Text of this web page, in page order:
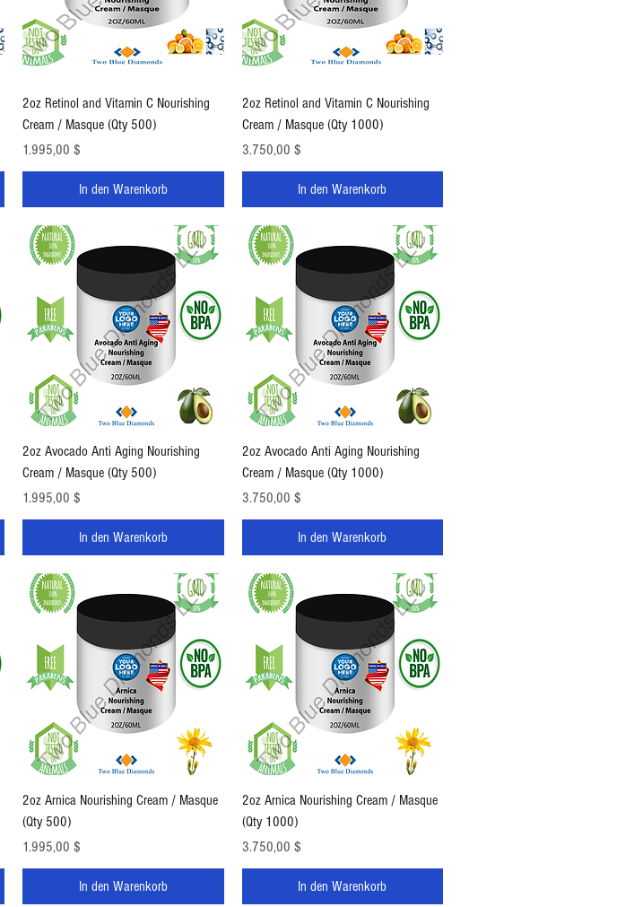
Schnellansicht
2oz Retinol and Vitamin C Nourishing
Cream / Masque (Qty 500)
Preis
1.995,00 $
In den Warenkorb
Schnellansicht
2oz Retinol and Vitamin C Nourishing
Cream / Masque (Qty 1000)
Preis
3.750,00 $
In den Warenkorb
Schnellansicht
2oz Avocado Anti Aging Nourishing
Cream / Masque (Qty 500)
Preis
1.995,00 $
In den Warenkorb
Schnellansicht
2oz Avocado Anti Aging Nourishing
Cream / Masque (Qty 1000)
Preis
3.750,00 $
In den Warenkorb
Schnellansicht
2oz Arnica Nourishing Cream / Masque
(Qty 500)
Preis
1.995,00 $
In den Warenkorb
Schnellansicht
2oz Arnica Nourishing Cream / Masque
(Qty 1000)
Preis
3.750,00 $
In den Warenkorb